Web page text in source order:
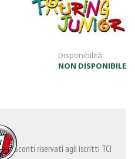
Disponibilità
NON DISPONIBILE
Sconti riservati agli iscritti TCI